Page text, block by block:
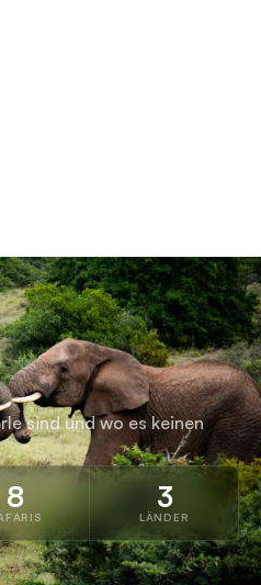
sind und wo es keinen
8 3
LÄNDER